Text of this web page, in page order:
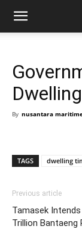
By nusantara
TAGS dwelling
Previous article
Tamasek
Trillion Bantaeng